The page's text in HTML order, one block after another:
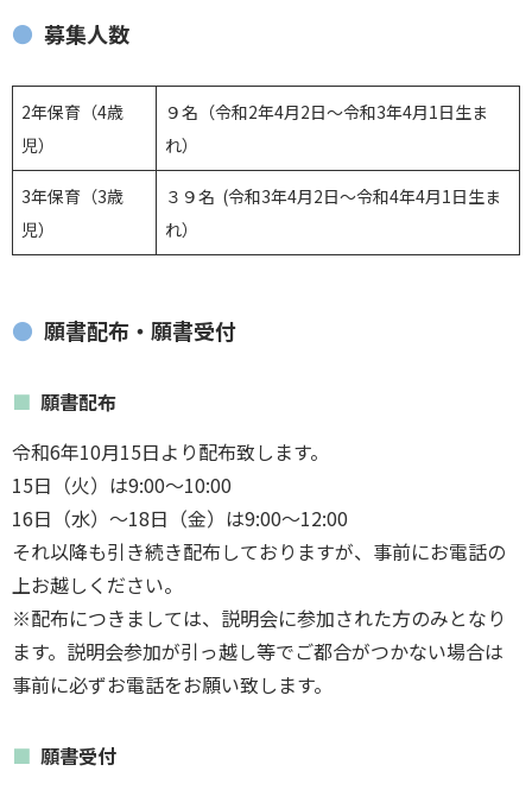
募集人数
2年保育（4歳
児）
９名（令和2年4月2日～令和3年4月1日生ま
れ）
3年保育（3歳
児）
３９名 (令和3年4月2日～令和4年4月1日生ま
れ）
願書配布・願書受付
願書配布
令和6年10月15日より配布致します。
15日（火）は9:00〜10:00
16日（水）〜18日（金）は9:00〜12:00
それ以降も引き続き配布しておりますが、事前にお電話の
上お越しください。
※配布につきましては、説明会に参加された方のみとなり
ます。説明会参加が引っ越し等でご都合がつかない場合は
事前に必ずお電話をお願い致します。
願書受付